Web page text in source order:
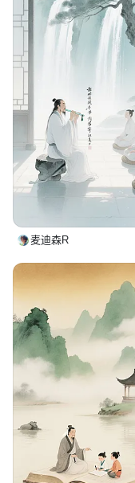
麦迪森R